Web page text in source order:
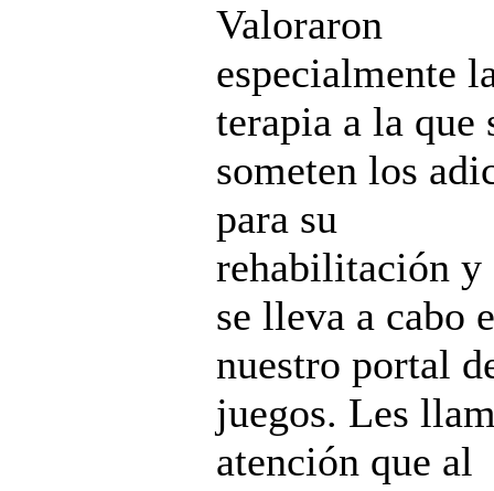
Valoraron
especialmente
terapia a la que
someten los
para su
rehabilitación y
se lleva a cabo
nuestro portal
juegos. Les
atención que al